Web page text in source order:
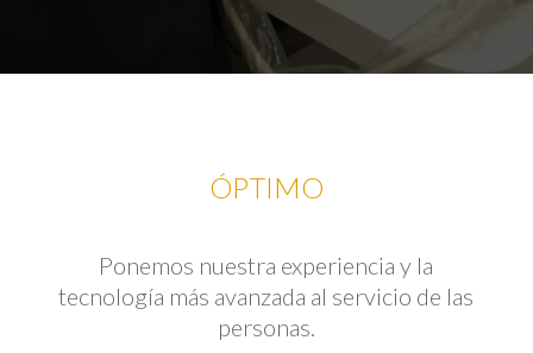
ÓPTIMO
Ponemos nuestra experiencia y la
tecnología más avanzada al servicio de las
personas.